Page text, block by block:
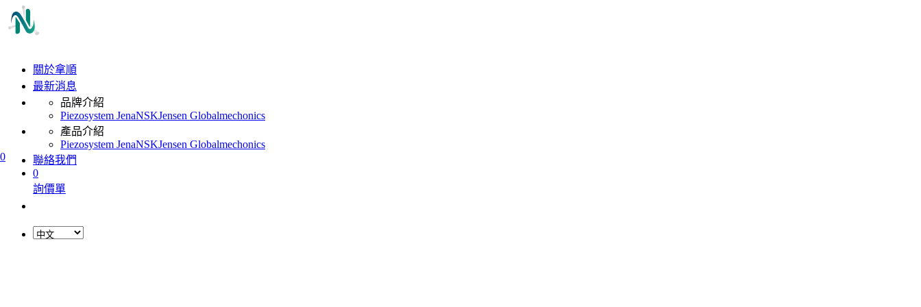
0
關於拿順
最新消息
品牌介紹
Piezosystem JenaNSKJensen Globalmechonics
產品介紹
Piezosystem JenaNSKJensen Globalmechonics
聯絡我們
0
詢價單